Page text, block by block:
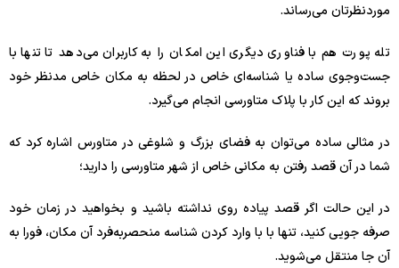
موردنظرتان می‌رساند.
تله پورت هم با فناوری دیگری این امکان را به کاربران می‌دهد تا تنها با
جست‌وجوی ساده یا شناسه‌ای خاص در لحظه به مکان خاص مدنظر خود
بروند که این کار با پلاک متاورسی انجام می‌گیرد.
در مثالی ساده می‌توان به فضای بزرگ و شلوغی در متاورس اشاره کرد که
شما در آن قصد رفتن به مکانی خاص از شهر متاورسی را دارید؛
در این حالت اگر قصد پیاده روی نداشته باشید و بخواهید در زمان خود
صرفه جویی کنید، تنها با با وارد کردن شناسه منحصربه‌فرد آن مکان، فورا به
آن جا منتقل می‌شوید.